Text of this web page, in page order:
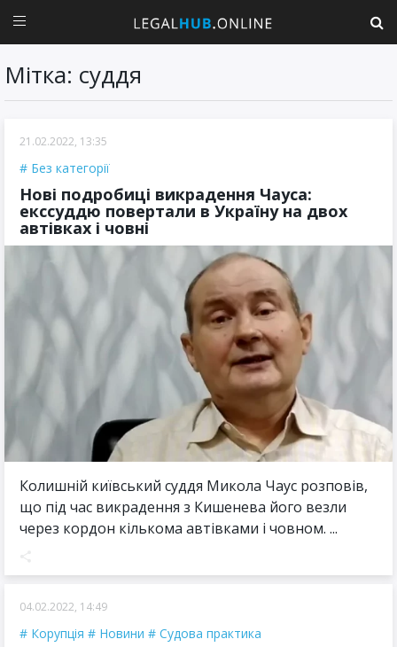
Мітка: суддя
21.02.2022, 13:35
Без категорії
Нові подробиці викрадення Чауса:
екссуддю повертали в Україну на двох
автівках і човні
Колишній київський суддя Микола Чаус розповів,
що під час викрадення з Кишенева його везли
через кордон кількома автівками і човном. ...
04.02.2022, 14:49
Корупція Новини Судова практика